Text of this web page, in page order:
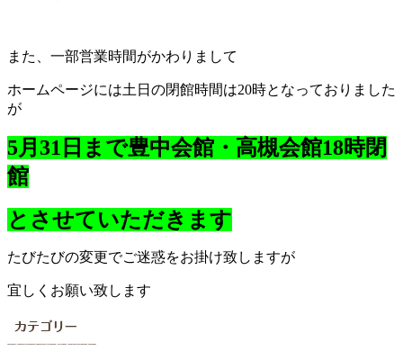
また、一部営業時間がかわりまして
ホームページには土日の閉館時間は20時となっておりました
が
5月31日まで豊中会館・高槻会館18時閉
館
と させていただきます
たびたびの変更でご迷惑をお掛け致しますが
宜しくお願い致します